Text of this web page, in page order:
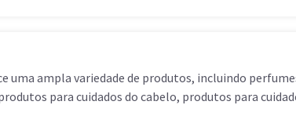
uma ampla variedade de produtos, incluindo
para cuidados do cabelo, produtos para